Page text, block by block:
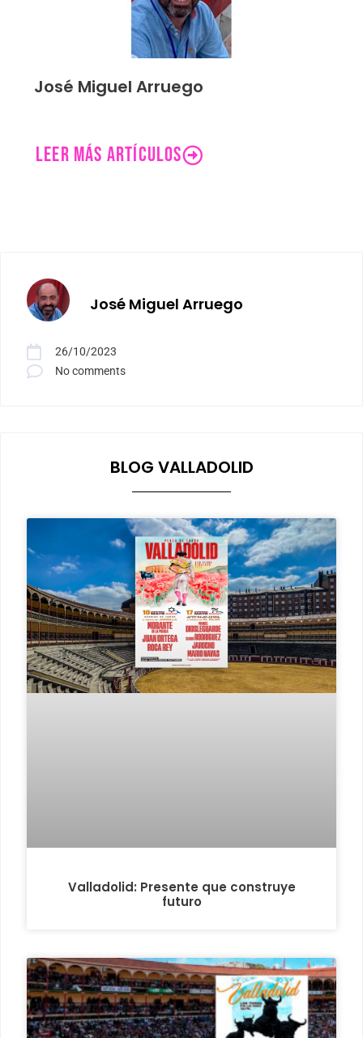
José Miguel Arruego
LEER MÁS ARTÍCULOS
José Miguel Arruego
26/10/2023
No comments
BLOG VALLADOLID
Valladolid: Presente que construye
futuro